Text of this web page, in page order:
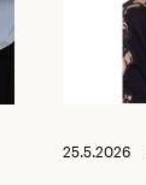
25.5.2026